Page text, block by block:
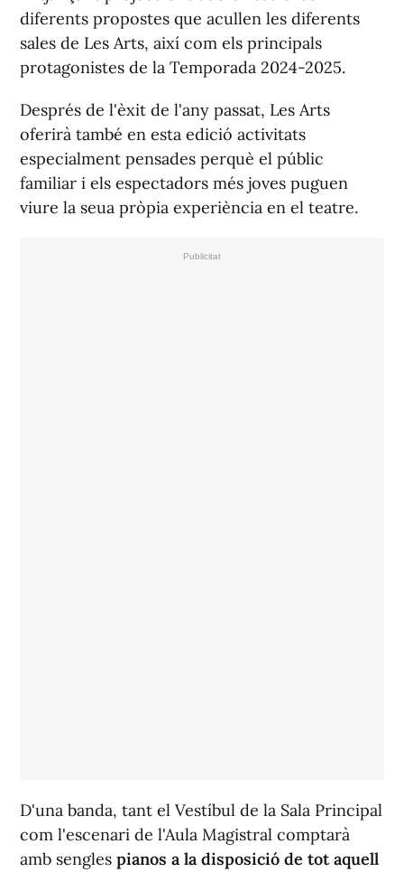
diferents propostes que acullen les diferents
sales de Les Arts, així com els principals
protagonistes de la Temporada 2024-2025.
Després de l'èxit de l'any passat, Les Arts
oferirà també en esta edició activitats
especialment pensades perquè el públic
familiar i els espectadors més joves puguen
viure la seua pròpia experiència en el teatre.
D'una banda, tant el Vestíbul de la Sala Principal
com l'escenari de l'Aula Magistral comptarà
amb sengles pianos a la disposició de tot aquell